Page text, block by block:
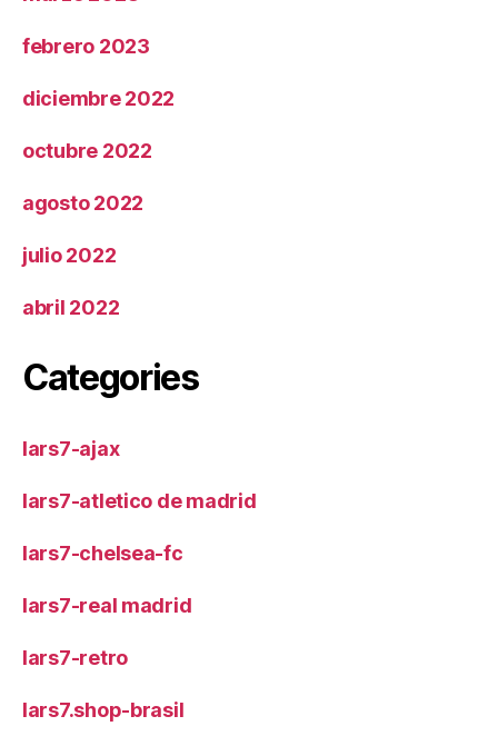
febrero 2023
diciembre 2022
octubre 2022
agosto 2022
julio 2022
abril 2022
Categories
lars7-ajax
lars7-atletico de madrid
lars7-chelsea-fc
lars7-real madrid
lars7-retro
lars7.shop-brasil